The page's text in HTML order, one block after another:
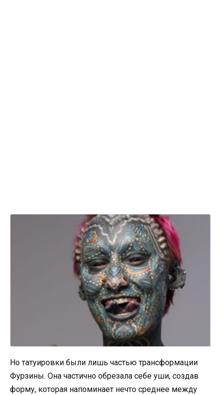
Но татуировки были лишь частью трансформации
Фурзины. Она частично обрезала себе уши, создав
форму, которая напоминает нечто среднее между